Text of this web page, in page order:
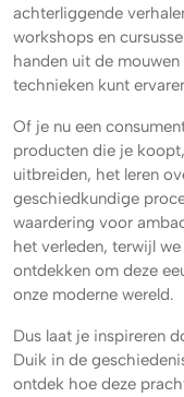
achterliggende
workshops en
handen uit de
technieken kunt
Of je nu een
producten die je
uitbreiden, het leren
geschiedkundige
waardering voor
het verleden, terwijl
ontdekken om deze
onze moderne wereld.
Dus laat je inspireren
Duik in de
ontdek hoe deze